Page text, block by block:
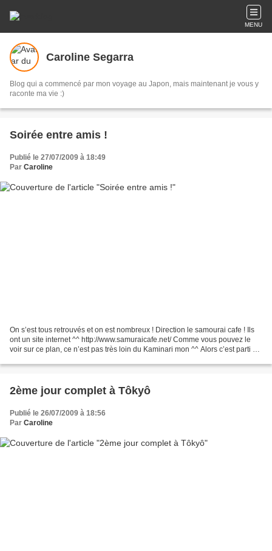
MENU
Caroline Segarra
Blog qui a commencé par mon voyage au Japon, mais maintenant je vous y
raconte ma vie :)
Soirée entre amis !
Publié le 27/07/2009 à 18:49
Par Caroline
On s’est tous retrouvés et on est nombreux ! Direction le samourai cafe ! Ils
ont un site internet ^^ http://www.samuraicafe.net/ Comme vous pouvez le
voir sur ce plan, ce n’est pas très loin du Kaminari mon ^^ Alors c’est parti en
2ème jour complet à Tôkyô
Publié le 26/07/2009 à 18:56
Par Caroline